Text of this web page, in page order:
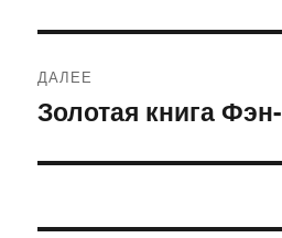
ДАЛЕЕ
Следующая
Золотая книга